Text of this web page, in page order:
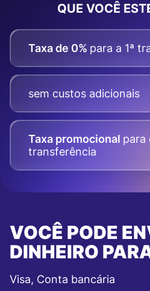
QUE VOCÊ
Taxa de 0% para a 1ª
sem custos adicionais
Taxa promocional para
transferência
VOCÊ PODE
DINHEIRO
Visa, Conta bancária